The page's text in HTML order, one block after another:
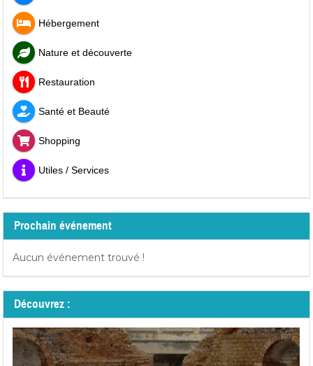
Hébergement
Nature et découverte
Restauration
Santé et Beauté
Shopping
Utiles / Services
Prochain événement
Aucun événement trouvé !
Découvrez :